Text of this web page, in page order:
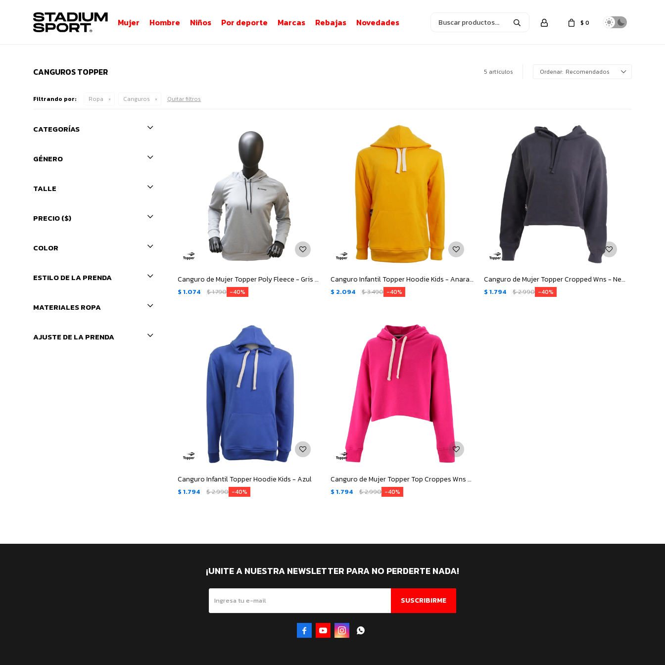
Mujer Hombre Niños Por deporte Marcas Rebajas Novedades $ 0
CANGUROS TOPPER 5 artículos Recomendados
Filtrando por: Ropa Canguros Quitar filtros
Canguro de Mujer Topper Poly Fleece - Gris Melange
$ 1.074 $1.790 40
Canguro Infantil Topper Hoodie Kids - Anaranjado
$ 2.094 $3.490 40
Canguro de Mujer Topper Cropped Wns - Negro
$ 1.794 $2.990 40
Canguro Infantil Topper Hoodie Kids - Azul
$ 1.794 $2.990 40
Canguro de Mujer Topper Top Croppes Wns - Fucsia
$ 1.794 $2.990 40
CATEGORÍAS
GÉNERO
TALLE
PRECIO($)
COLOR
ESTILO DE LA PRENDA
MATERIALES ROPA
AJUSTE DE LA PRENDA
¡UNITE A NUESTRA NEWSLETTER PARA NO PERDERTE NADA!
SUSCRIBIRME
   